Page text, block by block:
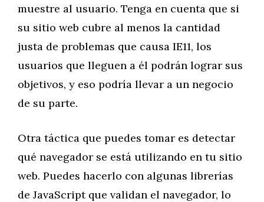
muestre al usuario. Tenga en cuenta que si
su sitio web cubre al menos la cantidad
justa de problemas que causa IE11, los
usuarios que lleguen a él podrán lograr sus
objetivos, y eso podría llevar a un negocio
de su parte.
Otra táctica que puedes tomar es detectar
qué navegador se está utilizando en tu sitio
web. Puedes hacerlo con algunas librerías
de JavaScript que validan el navegador, lo